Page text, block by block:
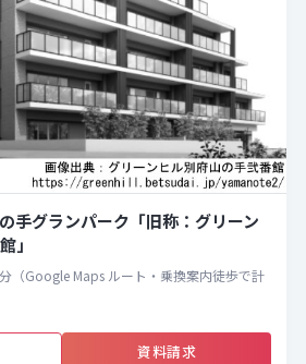
手グランパーク「旧称：グリーン
」
（Google Maps ルート・乗換案内徒歩で計
資料請求